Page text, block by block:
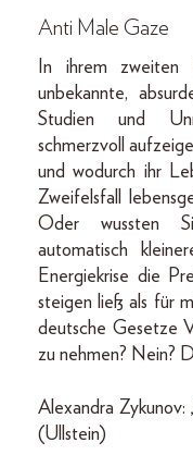
Anti Male Gaze
In ihrem zweiten
unbekannte,
Studien und
schmerzvoll
und wodurch ihr
Zweifelsfall
Oder wussten
automatisch
Energiekrise die
steigen ließ als für
deutsche Gesetze
zu nehmen? Nein?
Alexandra Zykunov:
(Ullstein)